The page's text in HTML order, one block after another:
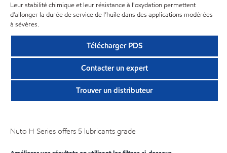
Leur stabilité chimique et leur résistance à l'oxydation permettent
d’allonger la durée de service de l’huile dans des applications modérées
à sévères.
Télécharger PDS
Contacter un expert
Trouver un distributeur
Nuto H Series offers 5 lubricants grade